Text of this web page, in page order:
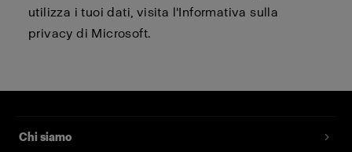
utilizza i tuoi dati, visita l'Informativa sulla
privacy di Microsoft.
Chi siamo